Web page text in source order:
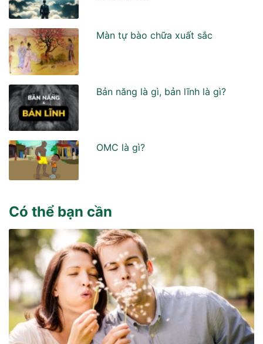
Màn tự bào chữa xuất sắc
Bản năng là gì, bản lĩnh là gì?
OMC là gì?
Có thể bạn cần